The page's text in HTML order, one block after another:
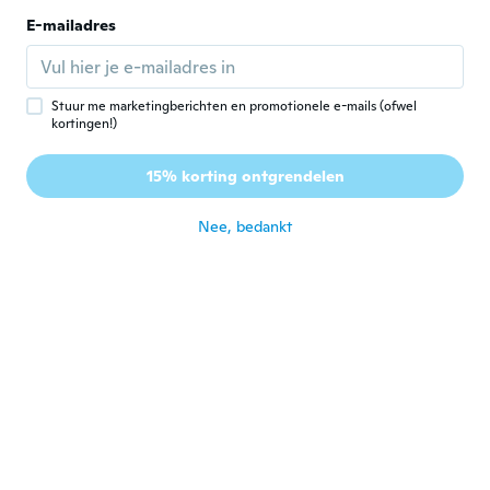
2019
Son perfecta quedan muy bien y son
resistentes
E-mailadres
Stuur me marketingberichten en promotionele e-mails (ofwel
kortingen!)
15% korting ontgrendelen
Nee, bedankt